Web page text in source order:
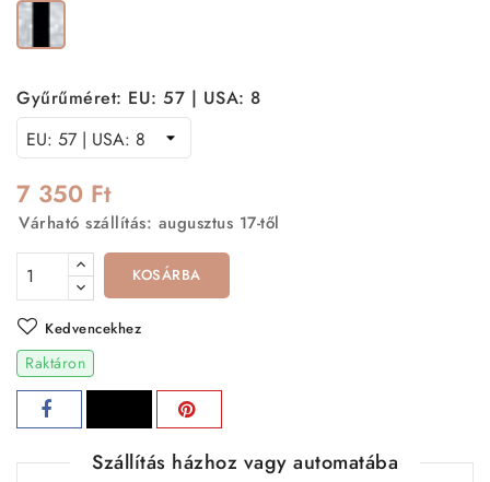
Fekete-
ezüst
Gyűrűméret: EU: 57 | USA: 8
7 350 Ft
Várható szállítás: augusztus 17-től
KOSÁRBA
Kedvencekhez
Raktáron
Szállítás házhoz vagy automatába